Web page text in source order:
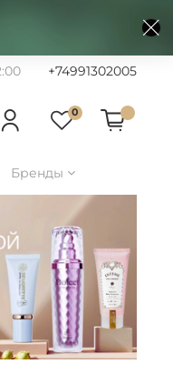
+74991302005
0
Бренды